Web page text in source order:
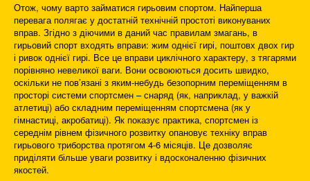
Отож, чому варто займатися гирьовим спортом. Найперша
перевага полягає у достатній технічній простоті виконуваних
вправ. Згідно з діючими в даний час правилам змагань, в
гирьовий спорт входять вправи: жим однієї гирі, поштовх двох гир
і ривок однієї гирі. Все це вправи циклічного характеру, з тягарями
порівняно невеликої ваги. Вони освоюються досить швидко,
оскільки не пов’язані з яким-небудь безопорним переміщенням в
просторі системи спортсмен – снаряд (як, наприклад, у важкій
атлетиці) або складним переміщенням спортсмена (як у
гімнастиці, акробатиці). Як показує практика, спортсмен із
середнім рівнем фізичного розвитку опановує техніку вправ
гирьового триборства протягом 4-6 місяців. Це дозволяє
приділяти більше уваги розвитку і вдосконаленню фізичних
якостей.